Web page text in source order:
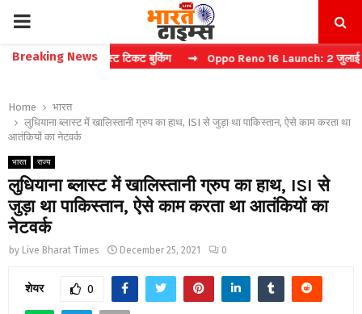
PRIMARY
MENU
Breaking News
कैप्चा करें फास्ट टिकट बुकिंग ⇝ Oppo Reno 16 Launch: 2 जुलाई को
Home
भारत
लुधियाना ब्लास्ट में खालिस्तानी ग्रुप का हाथ, ISI से जुड़ा था पाकिस्तान, ऐसे काम करता था
आतंकियों का नेटवर्क
भारत राज्य
लुधियाना ब्लास्ट में खालिस्तानी ग्रुप का हाथ, ISI से
जुड़ा था पाकिस्तान, ऐसे काम करता था आतंकियों का
नेटवर्क
by Live Bharat Times December 25, 2021 0
शेयर 0